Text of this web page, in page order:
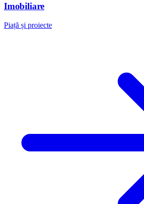
Imobiliare
Piață și proiecte